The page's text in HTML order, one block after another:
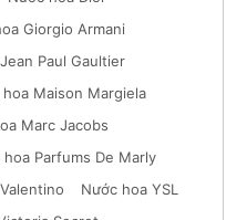
Giorgio Armani
Paul Gaultier
hoa Maison Margiela
Marc Jacobs
hoa Parfums De Marly
Nước hoa YSL